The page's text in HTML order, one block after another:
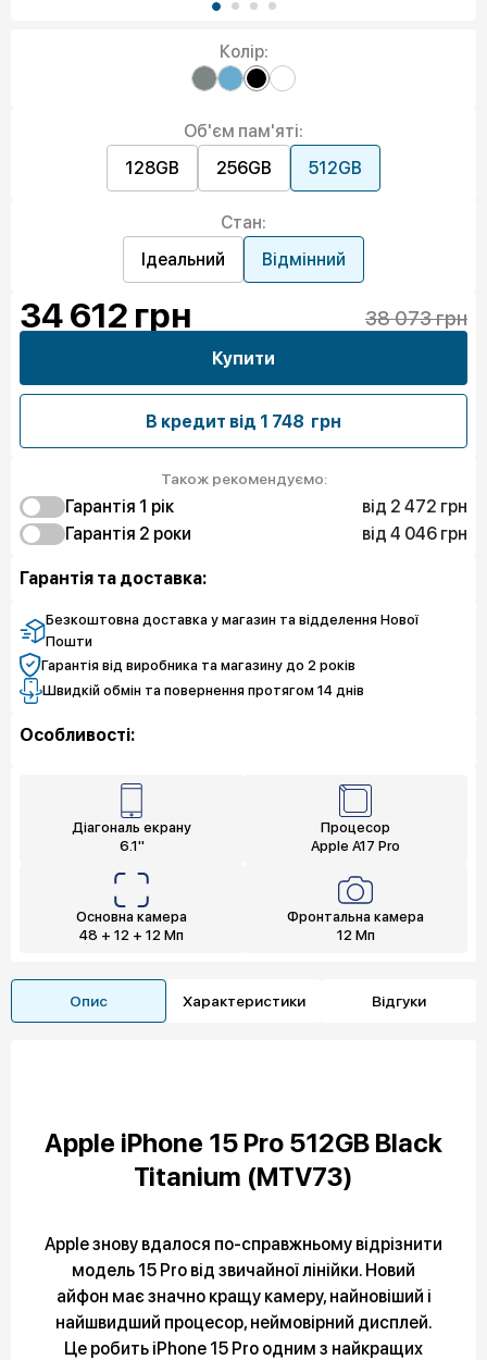
Колір:
Об'єм пам'яті:
128GB
256GB 512GB
Стан:
Ідеальний
Відмінний
34 612 грн 38 073 грн
Купити
В кредит від 1 748 грн
Також рекомендуємо:
Гарантія 1 рік
від 2 472 грн
Захист від браку
2 472 грн
Чистий спокій
Гарантія 2 роки
від 4 046 грн
Захист екрану
Чистий спокій
9 664 грн
Гарантія та доставка:
Безкоштовна доставка у магазин та відделення Нової
Пошти
Гарантія від виробника та магазину до 2 років
Швидкій обмін та повернення протягом 14 днів
Особливості:
Діагональ екрану
6.1"
Процесор
Apple A17 Pro
Основна камера
48 + 12 + 12 Мп
Фронтальна камера
12 Мп
Опис Характеристики Відгуки
Apple iPhone 15 Pro 512GB Black
Titanium (MTV73)
Apple знову вдалося по-справжньому відрізнити
модель 15 Pro від звичайної лінійки. Новий
айфон має значно кращу камеру, найновіший і
найшвидший процесор, неймовірний дисплей.
Це робить iPhone 15 Pro одним з найкращих